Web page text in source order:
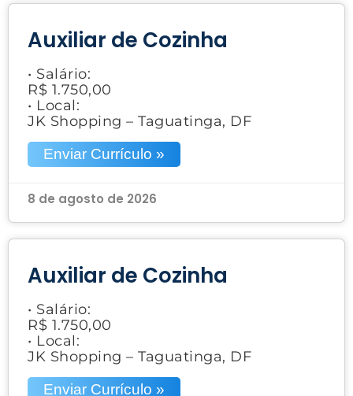
Auxiliar de Cozinha
• Salário:
R$ 1.750,00
• Local:
JK Shopping – Taguatinga, DF
Enviar Currículo »
8 de agosto de 2026
Auxiliar de Cozinha
• Salário:
R$ 1.750,00
• Local:
JK Shopping – Taguatinga, DF
Enviar Currículo »